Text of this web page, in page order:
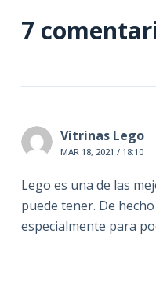
7
Vitrinas Lego
MAR 18, 2021 / 18:10
Lego es una de las
puede tener. De
especialmente para